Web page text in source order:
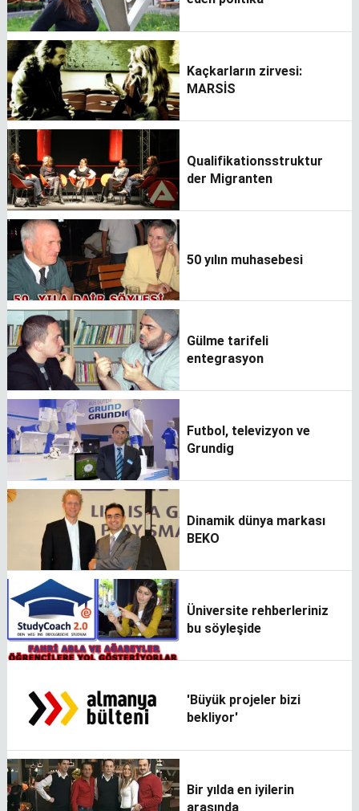
Kaçkarların zirvesi:
MARSİS
Qualifikationsstruktur
der Migranten
50 yılın muhasebesi
Gülme tarifeli
entegrasyon
Futbol, televizyon ve
Grundig
Dinamik dünya markası
BEKO
Üniversite rehberleriniz
bu söyleşide
'Büyük projeler bizi
bekliyor'
Bir yılda en iyilerin
arasında